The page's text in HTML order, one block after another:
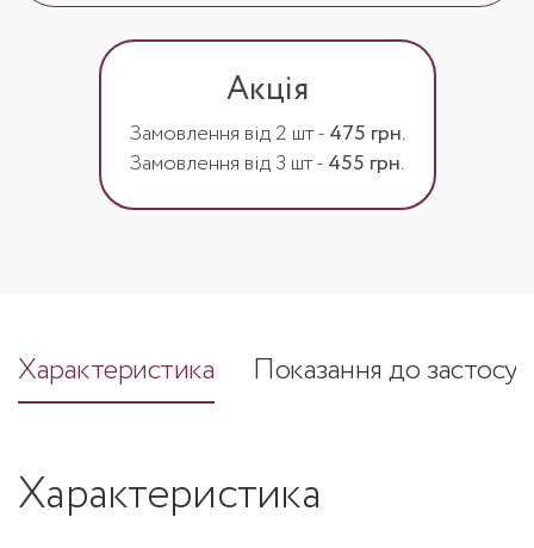
Акція
Замовлення від 2 шт -475 грн.
Замовлення від 3 шт -455 грн.
Характеристика Показання до
Характеристика